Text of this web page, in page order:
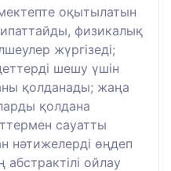
оқытылатын
физикалық
жүргізеді;
шешу үшін
қолданады; жаңа
қолдана
сауатты
нәтижелерді өңдеп
ойлау